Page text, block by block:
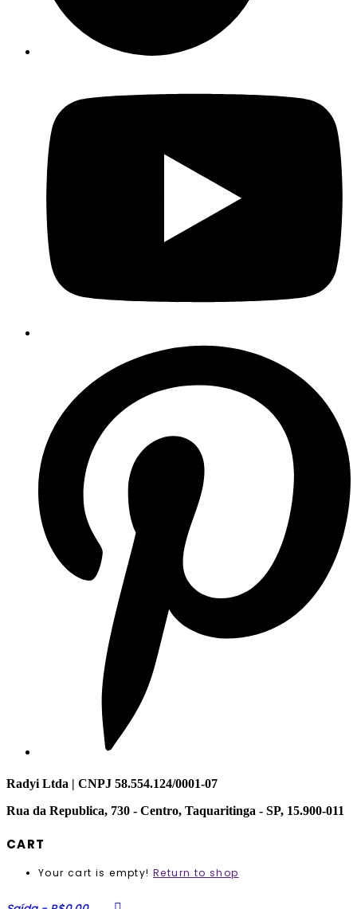
Radyi Ltda | CNPJ 58.554.124/0001-07
Rua da Republica, 730 - Centro, Taquaritinga - SP, 15.900-011
CART
Your cart is empty! Return to shop